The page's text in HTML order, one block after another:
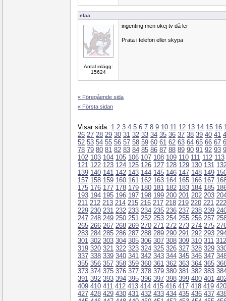
elaa
Antal inlägg:
15624
ingenting men okej tv då ler
Prata i telefon eller skypa
« Föregående sida
« Första sidan
Visar sida: 1 2 3 4 5 6 7 8 9 10 11 12 13 14 15 16
26 27 28 29 30 31 32 33 34 35 36 37 38 39 40 41
52 53 54 55 56 57 58 59 60 61 62 63 64 65 66 67
78 79 80 81 82 83 84 85 86 87 88 89 90 91 92 93
102 103 104 105 106 107 108 109 110 111 112 113
121 122 123 124 125 126 127 128 129 130 131
139 140 141 142 143 144 145 146 147 148 149
157 158 159 160 161 162 163 164 165 166 167
175 176 177 178 179 180 181 182 183 184 185
193 194 195 196 197 198 199 200 201 202 203
211 212 213 214 215 216 217 218 219 220 221 222
229 230 231 232 233 234 235 236 237 238 239
247 248 249 250 251 252 253 254 255 256 257
265 266 267 268 269 270 271 272 273 274 275
283 284 285 286 287 288 289 290 291 292 293
301 302 303 304 305 306 307 308 309 310 311 312
319 320 321 322 323 324 325 326 327 328 329
337 338 339 340 341 342 343 344 345 346 347
355 356 357 358 359 360 361 362 363 364 365
373 374 375 376 377 378 379 380 381 382 383
391 392 393 394 395 396 397 398 399 400 401
409 410 411 412 413 414 415 416 417 418 419 420
427 428 429 430 431 432 433 434 435 436 437